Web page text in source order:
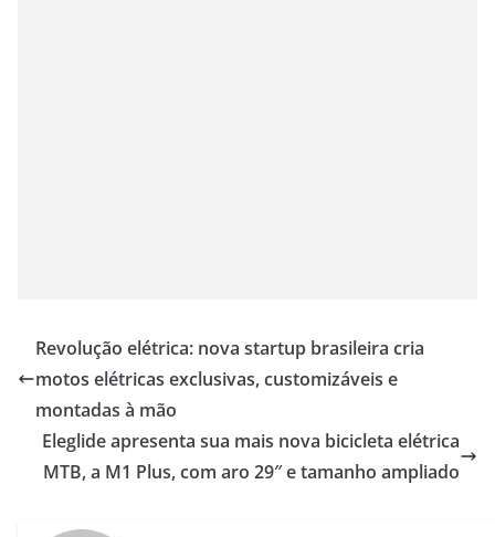
Revolução elétrica: nova startup brasileira cria
motos elétricas exclusivas, customizáveis e
montadas à mão
Eleglide apresenta sua mais nova bicicleta elétrica
MTB, a M1 Plus, com aro 29″ e tamanho ampliado